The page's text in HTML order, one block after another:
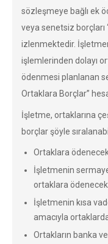
sözleşmeye bağlı ek
veya senetsiz borçları
izlenmektedir.
işlemlerinden dolayı
ödenmesi planlanan
Ortaklara Borçlar”
İşletme, ortaklarına
borçlar şöyle
Ortaklara
İşletmenin
ortaklara
İşletmenin kısa
amacıyla
Ortakların banka